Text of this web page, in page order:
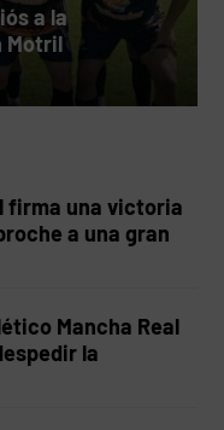
a la
Motril
firma una victoria
a una gran
Mancha Real
la